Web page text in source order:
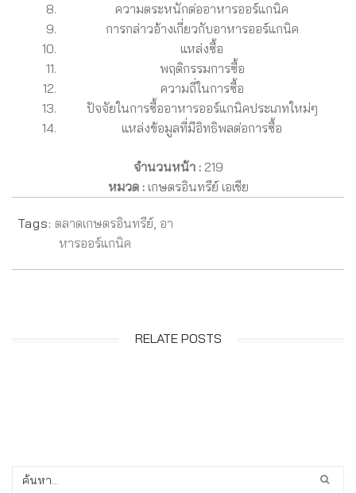
ความตระหนักต่ออาหารออร์แกนิค
การกล่าวอ้างเกี่ยวกับอาหารออร์แกนิค
แหล่งซื้อ
พฤติกรรมการซื้อ
ความถี่ในการซื้อ
ปัจจัยในการซื้ออาหารออร์แกนิคประเภทใหม่ๆ
แหล่งข้อมูลที่มีอิทธิพลต่อการซื้อ
จำนวนหน้า :219
หมวด :เกษตรอินทรีย์ เอเชีย
Tags: ตลาดเกษตรอินทรีย์, อา
หารออร์แกนิค
RELATE POSTS